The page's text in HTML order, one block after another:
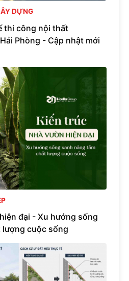
DỰNG
thi công nội thất
Phòng - Cập nhật mới
đại - Xu hướng sống
lượng cuộc sống